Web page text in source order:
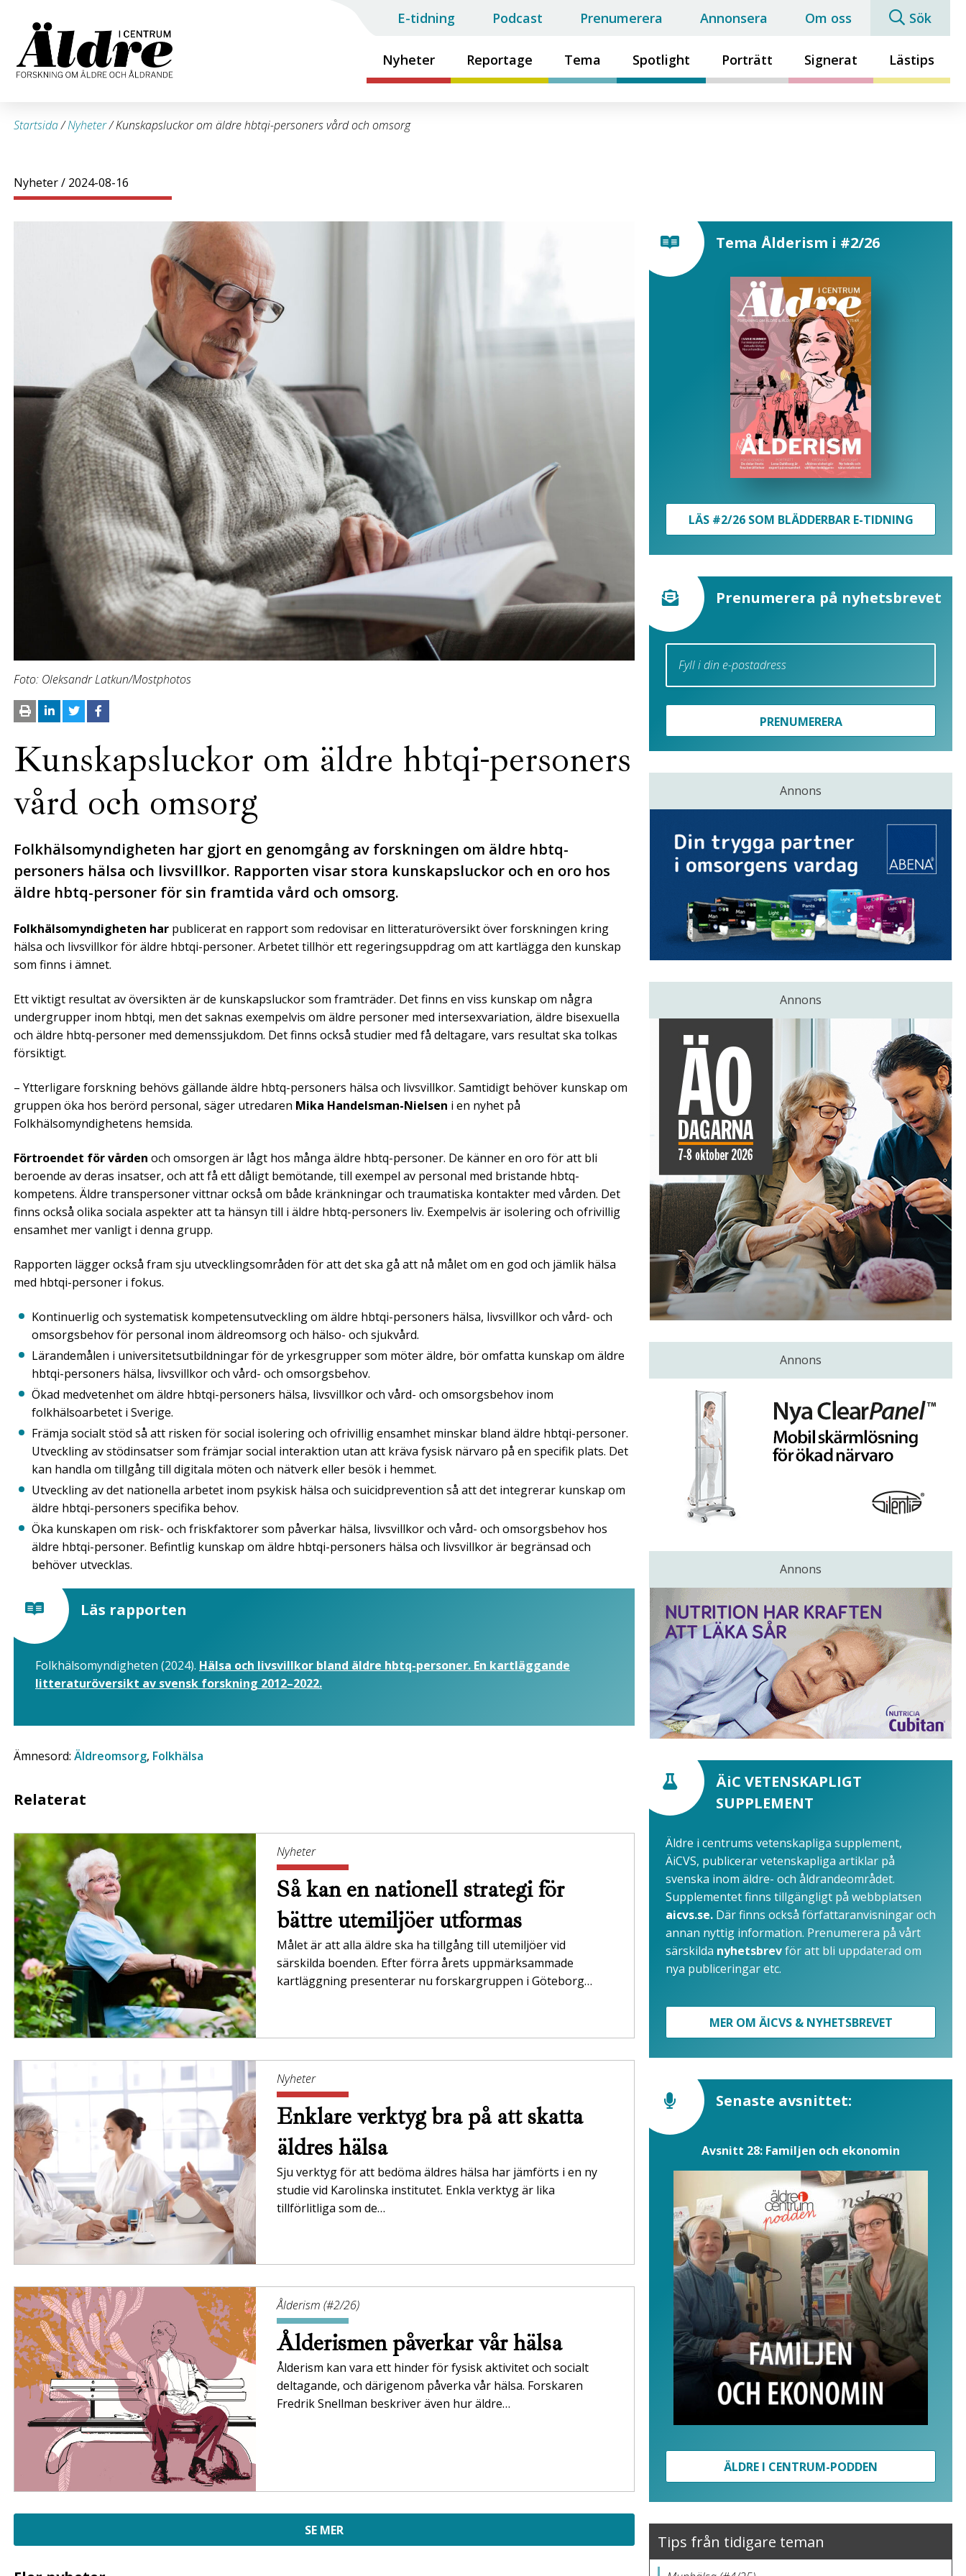
Nyheter Reportage Tema Spotlight Porträtt Signerat Lästips
E-tidning Podcast Prenumerera Annonsera Om oss Sök
Startsida/Nyheter/Kunskapsluckor om äldre hbtqi-personers vård och omsorg
Nyheter/ 2024-08-16
Foto: Oleksandr Latkun/Mostphotos
Kunskapsluckor om äldre hbtqi-personers
vård och omsorg
Folkhälsomyndigheten har gjort en genomgång av forskningen om äldre hbtq-
personers hälsa och livsvillkor. Rapporten visar stora kunskapsluckor och en oro hos
äldre hbtq-personer för sin framtida vård och omsorg.
Folkhälsomyndigheten har publicerat en rapport som redovisar en litteraturöversikt över forskningen kring
hälsa och livsvillkor för äldre hbtqi-personer. Arbetet tillhör ett regeringsuppdrag om att kartlägga den kunskap
som finns i ämnet.
Ett viktigt resultat av översikten är de kunskapsluckor som framträder. Det finns en viss kunskap om några
undergrupper inom hbtqi, men det saknas exempelvis om äldre personer med intersexvariation, äldre bisexuella
och äldre hbtq-personer med demenssjukdom. Det finns också studier med få deltagare, vars resultat ska tolkas
försiktigt.
– Ytterligare forskning behövs gällande äldre hbtq-personers hälsa och livsvillkor. Samtidigt behöver kunskap om
gruppen öka hos berörd personal, säger utredaren Mika Handelsman-Nielsen i en nyhet på
Folkhälsomyndighetens hemsida.
Förtroendet för vården och omsorgen är lågt hos många äldre hbtq-personer. De känner en oro för att bli
beroende av deras insatser, och att få ett dåligt bemötande, till exempel av personal med bristande hbtq-
kompetens. Äldre transpersoner vittnar också om både kränkningar och traumatiska kontakter med vården. Det
finns också olika sociala aspekter att ta hänsyn till i äldre hbtq-personers liv. Exempelvis är isolering och ofrivillig
ensamhet mer vanligt i denna grupp.
Rapporten lägger också fram sju utvecklingsområden för att det ska gå att nå målet om en god och jämlik hälsa
med hbtqi-personer i fokus.
Kontinuerlig och systematisk kompetensutveckling om äldre hbtqi-personers hälsa, livsvillkor och vård- och
omsorgsbehov för personal inom äldreomsorg och hälso- och sjukvård.
Lärandemålen i universitetsutbildningar för de yrkesgrupper som möter äldre, bör omfatta kunskap om äldre
hbtqi-personers hälsa, livsvillkor och vård- och omsorgsbehov.
Ökad medvetenhet om äldre hbtqi-personers hälsa, livsvillkor och vård- och omsorgsbehov inom
folkhälsoarbetet i Sverige.
Främja socialt stöd så att risken för social isolering och ofrivillig ensamhet minskar bland äldre hbtqi-personer.
Utveckling av stödinsatser som främjar social interaktion utan att kräva fysisk närvaro på en specifik plats. Det
kan handla om tillgång till digitala möten och nätverk eller besök i hemmet.
Utveckling av det nationella arbetet inom psykisk hälsa och suicidprevention så att det integrerar kunskap om
äldre hbtqi-personers specifika behov.
Öka kunskapen om risk- och friskfaktorer som påverkar hälsa, livsvillkor och vård- och omsorgsbehov hos
äldre hbtqi-personer. Befintlig kunskap om äldre hbtqi-personers hälsa och livsvillkor är begränsad och
behöver utvecklas.
Läs rapporten
Folkhälsomyndigheten (2024). Hälsa och livsvillkor bland äldre hbtq-personer. En kartläggande
litteraturöversikt av svensk forskning 2012–2022.
Ämnesord: Äldreomsorg, Folkhälsa
Relaterat
Nyheter
Så kan en nationell strategi för
bättre utemiljöer utformas
Målet är att alla äldre ska ha tillgång till utemiljöer vid
särskilda boenden. Efter förra årets uppmärksammade
kartläggning presenterar nu forskargruppen i Göteborg…
Nyheter
Enklare verktyg bra på att skatta
äldres hälsa
Sju verktyg för att bedöma äldres hälsa har jämförts i en ny
studie vid Karolinska institutet. Enkla verktyg är lika
tillförlitliga som de…
Ålderism (#2/26)
Ålderismen påverkar vår hälsa
Ålderism kan vara ett hinder för fysisk aktivitet och socialt
deltagande, och därigenom påverka vår hälsa. Forskaren
Fredrik Snellman beskriver även hur äldre…
SE MER
Tema Ålderism i #2/26
LÄS #2/26 SOM BLÄDDERBAR E-TIDNING
Prenumerera på nyhetsbrevet
PRENUMERERA
Annons
Annons
Annons
Annons
ÄiC VETENSKAPLIGT
SUPPLEMENT
Äldre i centrums vetenskapliga supplement,
ÄiCVS, publicerar vetenskapliga artiklar på
svenska inom äldre- och åldrandeområdet.
Supplementet finns tillgängligt på webbplatsen
aicvs.se. Där finns också författaranvisningar och
annan nyttig information. Prenumerera på vårt
särskilda nyhetsbrevför att bli uppdaterad om
nya publiceringar etc.
MER OM ÄICVS & NYHETSBREVET
Senaste avsnittet:
Avsnitt 28: Familjen och ekonomin
ÄLDRE I CENTRUM-PODDEN
Tips från tidigare teman